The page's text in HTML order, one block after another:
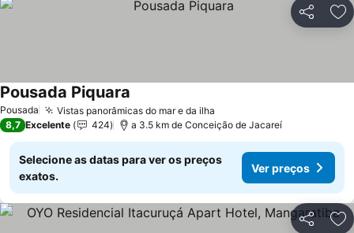
Partilhar
Pousada Vistas panorâmicas do mar e da ilha
Pousada Piquara
8,7 Excelente 424 a 3.5 km de Conceição de Jacareí
Selecione as datas para ver os preços
exatos.
Ver preços
Partilhar